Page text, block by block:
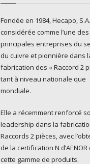
Fondée en 1984, Hecapo,
considérée comme l’une des
principales entreprises du
du cuivre et pionnière dans
fabrication des « Raccord 2
tant à niveau nationale que
mondiale.
Elle a récemment renforcé
leadership dans la
Raccords 2 pièces, avec
de la certification N
cette gamme de produits.